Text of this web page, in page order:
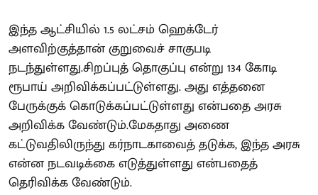
இந்த ஆட்சியில் 1.5 லட்சம் ஹெக்டேர்
அளவிற்குத்தான் குறுவைச் சாகுபடி
நடந்துள்ளது.சிறப்புத் தொகுப்பு என்று 134 கோடி
ரூபாய் அறிவிக்கப்பட்டுள்ளது. அது எத்தனை
பேருக்குக் கொடுக்கப்பட்டுள்ளது என்பதை அரசு
அறிவிக்க வேண்டும்.மேகதாது அணை
கட்டுவதிலிருந்து கர்நாடகாவைத் தடுக்க, இந்த அரசு
என்ன நடவடிக்கை எடுத்துள்ளது என்பதைத்
தெரிவிக்க வேண்டும்.